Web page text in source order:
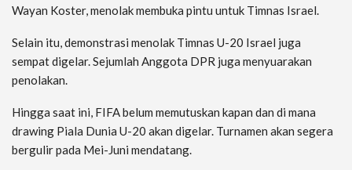
Wayan Koster, menolak membuka pintu untuk Timnas Israel.
Selain itu, demonstrasi menolak Timnas U-20 Israel juga
sempat digelar. Sejumlah Anggota DPR juga menyuarakan
penolakan.
Hingga saat ini, FIFA belum memutuskan kapan dan di mana
drawing Piala Dunia U-20 akan digelar. Turnamen akan segera
bergulir pada Mei-Juni mendatang.